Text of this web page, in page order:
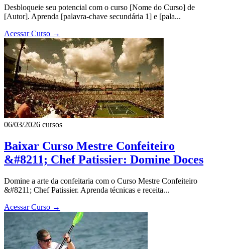
Desbloqueie seu potencial com o curso [Nome do Curso] de
[Autor]. Aprenda [palavra-chave secundária 1] e [pala...
Acessar Curso →
06/03/2026 cursos
Baixar Curso Mestre Confeiteiro
&#8211; Chef Patissier: Domine Doces
Domine a arte da confeitaria com o Curso Mestre Confeiteiro
&#8211; Chef Patissier. Aprenda técnicas e receita...
Acessar Curso →